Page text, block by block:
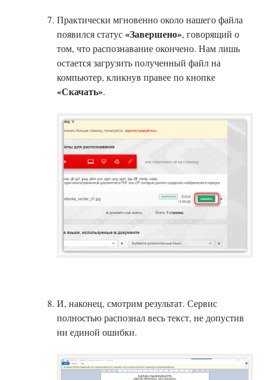
Практически мгновенно около нашего файла
появился статус«Завершено», говорящий о
том, что распознавание окончено. Нам лишь
остается загрузить полученный файл на
компьютер, кликнув правее по кнопке
«Скачать».
И, наконец, смотрим результат. Сервис
полностью распознал весь текст, не допустив
ни единой ошибки.